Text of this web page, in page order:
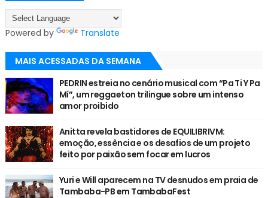
Powered by Translate
MAIS ACESSADAS DA SEMANA
PEDRIN estreia no cenário musical com “Pa Ti Y Pa
Mí”, um reggaeton trilingue sobre um intenso
amor proibido
Anitta revela bastidores de EQUILIBRIVM:
emoção, essência e os desafios de um projeto
feito por paixão sem focar em lucros
Yuri e Will aparecem na TV desnudos em praia de
Tambaba-PB em TambabaFest